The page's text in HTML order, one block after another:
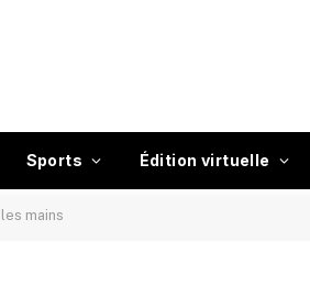
Sports Édition virtuelle
mains